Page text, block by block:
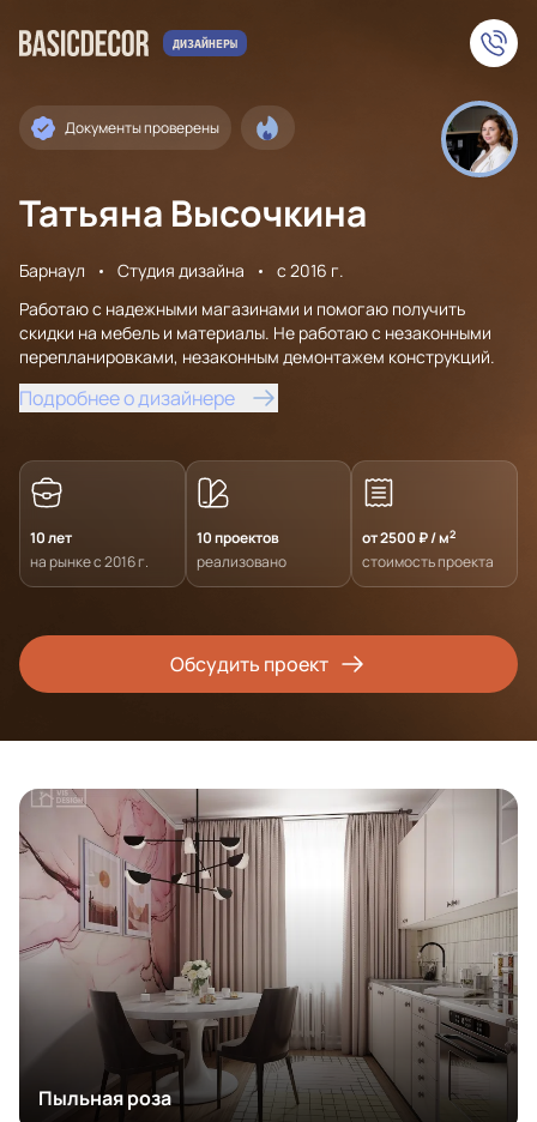
Документы проверены
Татьяна Высочкина
Барнаул Студия дизайна
с 2016 г.
Работаю с надежными магазинами и помогаю получить
скидки на мебель и материалы. Не работаю с незаконными
перепланировками, незаконным демонтажем конструкций.
Подробнее о дизайнере
10 лет
на рынке с 2016 г.
10 проектов
реализовано
от 2500 ₽ / м2
стоимость проекта
Обсудить проект
Пыльная роза